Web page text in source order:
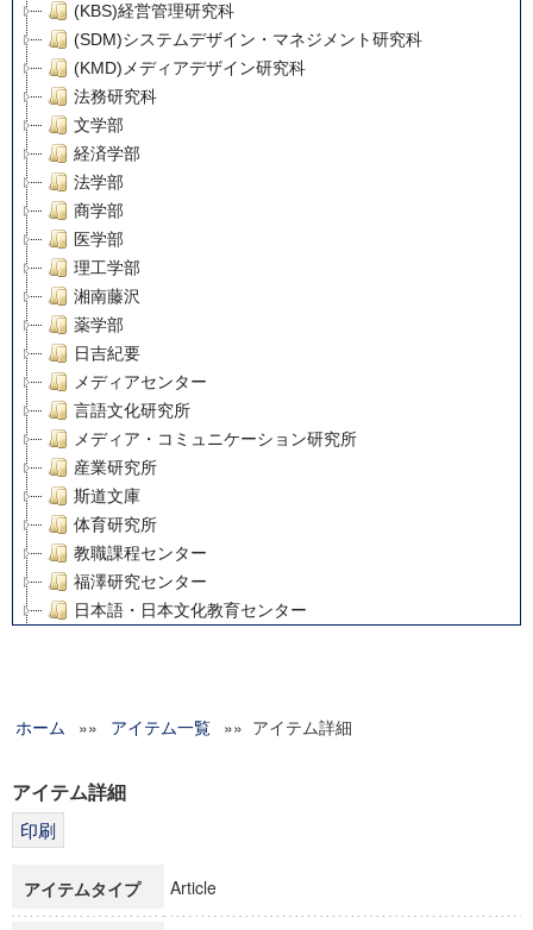
(KBS)経営管理研究科
(SDM)システムデザイン・マネジメント研究科
(KMD)メディアデザイン研究科
法務研究科
文学部
経済学部
法学部
商学部
医学部
理工学部
湘南藤沢
薬学部
日吉紀要
メディアセンター
言語文化研究所
メディア・コミュニケーション研究所
産業研究所
斯道文庫
体育研究所
教職課程センター
福澤研究センター
日本語・日本文化教育センター
グローバルリサーチインスティテュート
科学研究費補助金研究成果報告書
博士課程教育リーディングプログラム「超成熟社会発展のサ
ホーム »» アイテム一覧 »» アイテム詳細
アイテム詳細
アイテムタイプ Article